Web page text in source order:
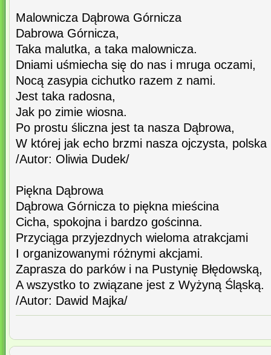
Malownicza Dąbrowa Górnicza
Dabrowa Górnicza,
Taka malutka, a taka malownicza.
Dniami uśmiecha się do nas i mruga oczami,
Nocą zasypia cichutko razem z nami.
Jest taka radosna,
Jak po zimie wiosna.
Po prostu śliczna jest ta nasza Dąbrowa,
W której jak echo brzmi nasza ojczysta, polska
/Autor: Oliwia Dudek/
Piękna Dąbrowa
Dąbrowa Górnicza to piękna mieścina
Cicha, spokojna i bardzo gościnna.
Przyciąga przyjezdnych wieloma atrakcjami
I organizowanymi różnymi akcjami.
Zaprasza do parków i na Pustynię Błędowską,
A wszystko to związane jest z Wyżyną Śląską.
/Autor: Dawid Majka/